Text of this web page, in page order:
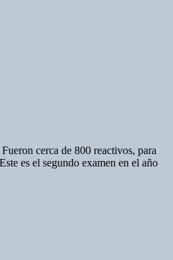
cerca de 800 reactivos, para
es el segundo examen en el año